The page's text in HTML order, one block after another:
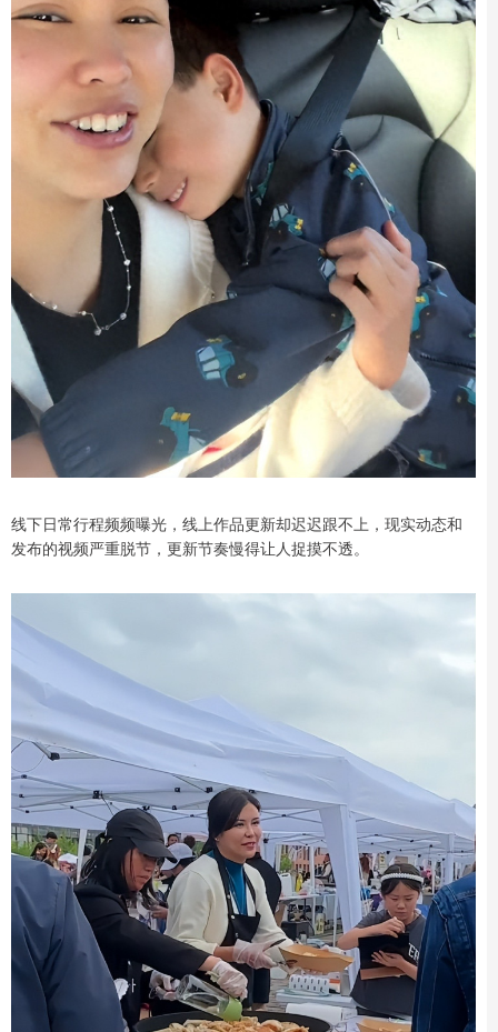
线下日常行程频频曝光，线上作品更新却迟迟跟不上，现实动态和
发布的视频严重脱节，更新节奏慢得让人捉摸不透。